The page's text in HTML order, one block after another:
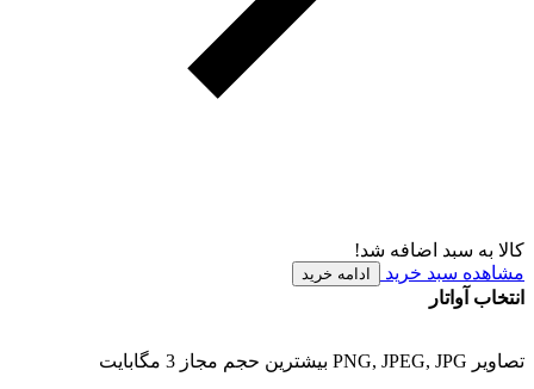
کالا به سبد اضافه شد!
مشاهده سبد خرید
ادامه خرید
انتخاب آواتار
تصاویر PNG, JPEG, JPG بیشترین حجم مجاز 3 مگابایت